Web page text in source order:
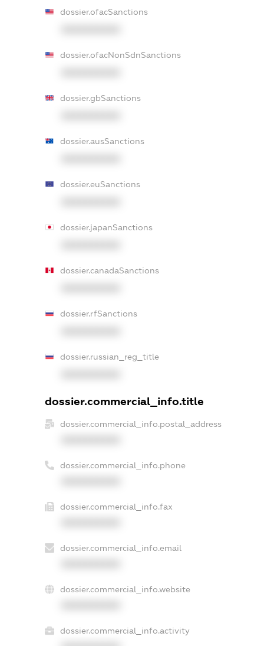
dossier.ofacSanctions
dossier.ofacNonSdnSanctions
dossier.gbSanctions
dossier.ausSanctions
dossier.euSanctions
dossier.japanSanctions
dossier.canadaSanctions
dossier.rfSanctions
dossier.russian_reg_title
dossier.commercial_info.title
dossier.commercial_info.postal_address
dossier.commercial_info.phone
dossier.commercial_info.fax
dossier.commercial_info.email
dossier.commercial_info.website
dossier.commercial_info.activity